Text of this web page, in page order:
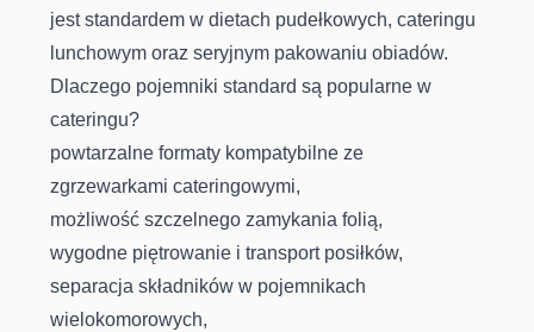
jest standardem w dietach pudełkowych, cateringu
lunchowym oraz seryjnym pakowaniu obiadów.
Dlaczego pojemniki standard są popularne w
cateringu?
powtarzalne formaty kompatybilne ze
zgrzewarkami cateringowymi,
możliwość szczelnego zamykania folią,
wygodne piętrowanie i transport posiłków,
separacja składników w pojemnikach
wielokomorowych,